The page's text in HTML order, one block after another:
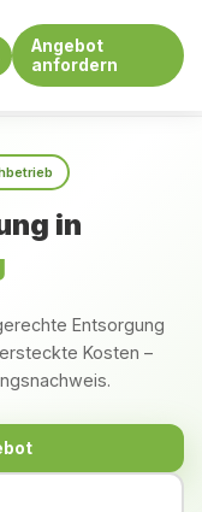
Angebot
anfordern
in
Entsorgung
Kosten –